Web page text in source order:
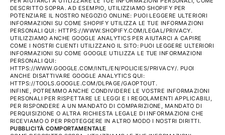
DESCRITTO SOPRA. AD ESEMPIO, UTILIZZIAMO SHOPIFY PER
POTENZIARE IL NOSTRO NEGOZIO ONLINE: PUOI LEGGERE ULTERIORI
INFORMAZIONI SU COME SHOPIFY UTILIZZA LE TUE INFORMAZIONI
PERSONALI QUI: HTTPS://WWW.SHOPIFY.COM/LEGAL/PRIVACY.
UTILIZZIAMO ANCHE GOOGLE ANALYTICS PER AIUTARCI A CAPIRE
COME I NOSTRI CLIENTI UTILIZZANO IL SITO: PUOI LEGGERE ULTERIORI
INFORMAZIONI SU COME GOOGLE UTILIZZA LE TUE INFORMAZIONI
PERSONALI QUI:
HTTPS://WWW.GOOGLE.COM/INTL/EN/POLICIES/PRIVACY/. PUOI
ANCHE DISATTIVARE GOOGLE ANALYTICS QUI:
HTTPS://TOOLS.GOOGLE.COM/DLPAGE/GAOPTOUT.
INFINE, POTREMMO ANCHE CONDIVIDERE LE VOSTRE INFORMAZIONI
PERSONALI PER RISPETTARE LE LEGGI E I REGOLAMENTI APPLICABILI,
PER RISPONDERE A UN MANDATO DI COMPARIZIONE, MANDATO DI
PERQUISIZIONE O ALTRA RICHIESTA LEGALE DI INFORMAZIONI CHE
RICEVIAMO O PER PROTEGGERE IN ALTRO MODO I NOSTRI DIRITTI.
PUBBLICITÀ COMPORTAMENTALE